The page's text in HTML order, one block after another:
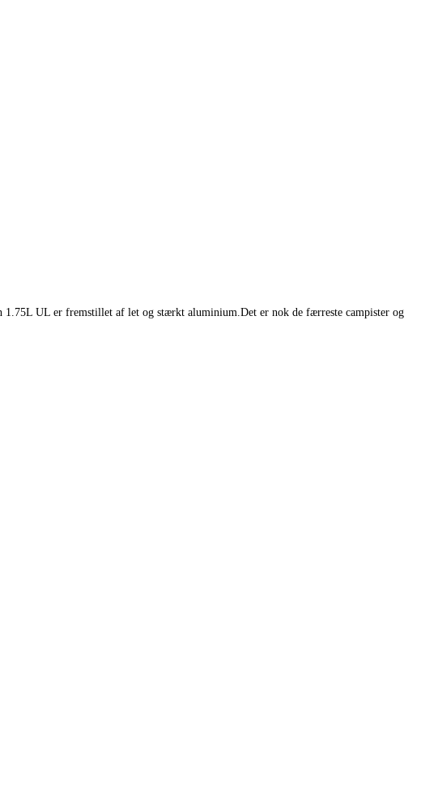
UL er fremstillet af let og stærkt aluminium.Det er nok de færreste campister og